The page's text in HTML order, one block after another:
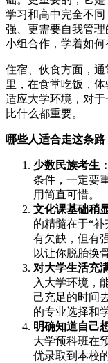
学习和高中完全不
强、更需要自我管
小组合作，学着如何
住宿、伙食方面，
里，在食堂吃饭，
适应大学环境，对
比什么都重要。
哪些人适合走这条
少数民族考生：
条件，一定要
用简直可惜。
文化课基础稍
的精髓在于“
有欠缺，但有
以让你脱胎换骨
对大学生活充
入大学环境，
己充足的时间
的专业选择和
明确知道自己
大学预科班在
优录取到本校